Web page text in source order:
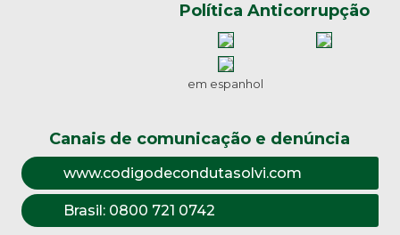
Política Anticorrupção
em espanhol
Canais de comunicação e denúncia
www.codigodecondutasolvi.com
Brasil: 0800 721 0742